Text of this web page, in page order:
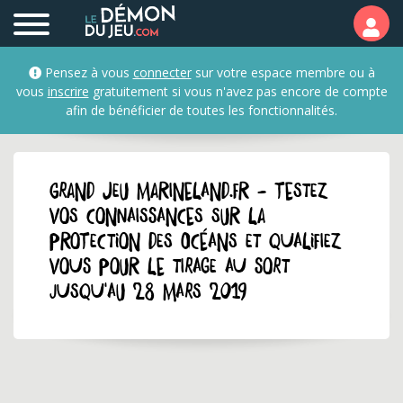
Pensez à vous connectersur votre espace membre ou à
vous inscrire gratuitement si vous n'avez pas encore de compte
afin de bénéficier de toutes les fonctionnalités.
GRAND JEU marineland.fr - Testez
vos connaissances sur la
protection des océans et qualifiez
vous pour le tirage au sort
jusqu'au 28 mars 2019